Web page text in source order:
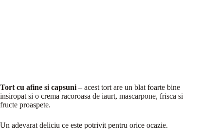
Tort cu afine si capsuni – acest tort are un blat foarte bine
insiropat si o crema racoroasa de iaurt, mascarpone, frisca si
fructe proaspete.
Un adevarat deliciu ce este potrivit pentru orice ocazie.